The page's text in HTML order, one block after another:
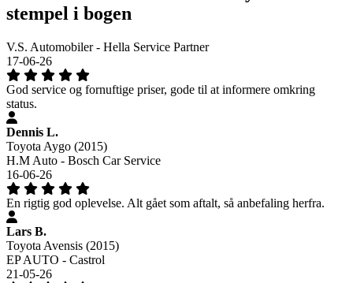
stempel i bogen
V.S. Automobiler - Hella Service Partner
17-06-26
God service og fornuftige priser, gode til at informere omkring
status.
Dennis L.
Toyota Aygo (2015)
H.M Auto - Bosch Car Service
16-06-26
En rigtig god oplevelse. Alt gået som aftalt, så anbefaling herfra.
Lars B.
Toyota Avensis (2015)
EP AUTO - Castrol
21-05-26